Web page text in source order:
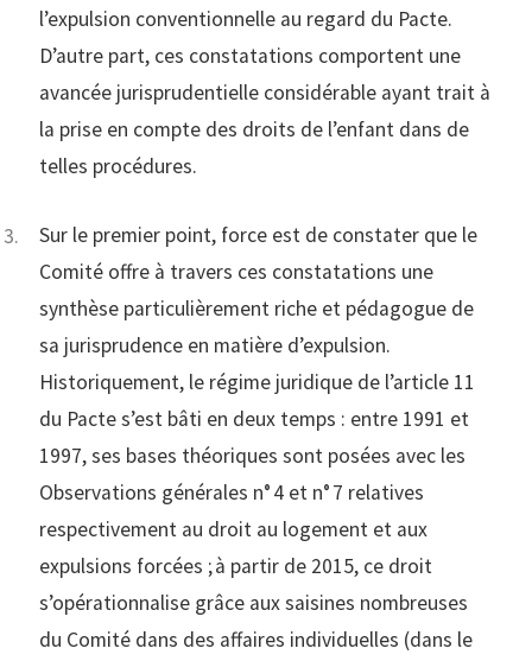
l’expulsion conventionnelle au regard du Pacte.
D’autre part, ces constatations comportent une
avancée jurisprudentielle considérable ayant trait à
la prise en compte des droits de l’enfant dans de
telles procédures.
Sur le premier point, force est de constater que le
Comité offre à travers ces constatations une
synthèse particulièrement riche et pédagogue de
sa jurisprudence en matière d’expulsion.
Historiquement, le régime juridique de l’article 11
du Pacte s’est bâti en deux temps : entre 1991 et
1997, ses bases théoriques sont posées avec les
Observations générales n° 4 et n° 7 relatives
respectivement au droit au logement et aux
expulsions forcées ; à partir de 2015, ce droit
s’opérationnalise grâce aux saisines nombreuses
du Comité dans des affaires individuelles (dans le